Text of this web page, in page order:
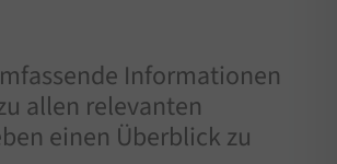
Informationen
allen relevanten
einen Überblick zu